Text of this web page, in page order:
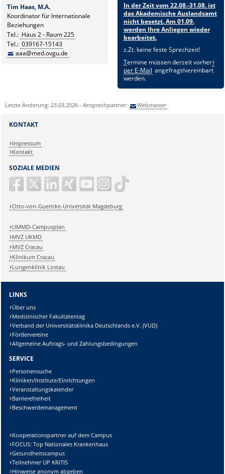
Tim Haas, M.A.
Koordinator für Internationale
Beziehungen
Tel.: Haus 2 - Raum 225
Tel.: 039167-15143
aaa@med.ovgu.de
In der Zeit vom 22.08.-31.08. ist
das Akademische Auslandsamt
nicht besetzt. Am 01.09.
werden Ihre Anliegen wieder
bearbeitet.
z.Zt. keine feste Sprechzeit!
Termine müssen derzeit vorher
per E-Mail angefragt/vereinbart
werden.
Letzte Änderung: 23.03.2026 - Ansprechpartner: Webmaster
SOZIALE MEDIEN
Otto-von-Guericke-Universität Magdeburg
KONTAKT
Impressum
Kontakt
UMMD-Campusplan
MVZ UKMD
MVZ Cracau
Klinikum Cracau
Lungenklinik Lostau
LINKS
Über uns
Medizinischer Fakultätentag
Verband der Universitätsklinika Deutschlands e.V. (VUD)
Fördervereine
Allgemeine Auftrags- und Zahlungsbedingungen
SERVICE
Personensuche
Kliniken/Institute/Einrichtungen
Veranstaltungskalender
Barrierefreiheit
Beschwerdemanagement
Kooperationspartner auf dem Campus
FOCUS: Top Nationales Krankenhaus
Gesundheitscampus
Teilnehmer UP KRITIS
Hinweise anonym abgeben